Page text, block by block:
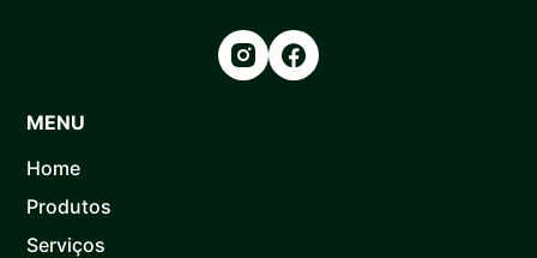
MENU
Home
Produtos
Serviços